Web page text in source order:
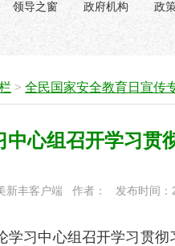
领导之窗 政府机构 政
> 全民国家安全教育日宣传
中心组召开学习贯
新丰客户端 作者： 发布时间
习中心组召开学习贯彻